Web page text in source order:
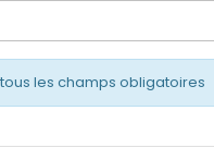
les champs obligatoires